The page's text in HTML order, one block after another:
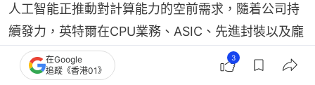
人工智能正推動對計算能力的空前需求，隨着公司持
續發力，英特爾在CPU業務、ASIC、先進封裝以及龐
大的晶圓代工網絡等領域都具備了實現可持續增長的
良好態勢，
在Google
追蹤《香港01》
3